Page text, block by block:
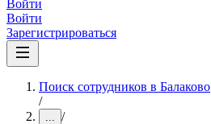
Войти
Войти
Зарегистрироваться
Поиск сотрудников в Балаково
/
... /